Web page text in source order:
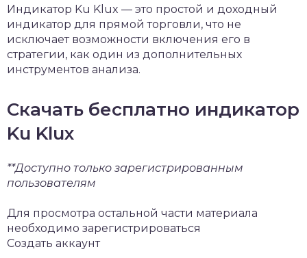
Индикатор Ku Klux — это простой и доходный
индикатор для прямой торговли, что не
исключает возможности включения его в
стратегии, как один из дополнительных
инструментов анализа.
Скачать бесплатно индикатор
Ku Klux
**Доступно только зарегистрированным
пользователям
Для просмотра остальной части материала
необходимо зарегистрироваться
Создать аккаунт